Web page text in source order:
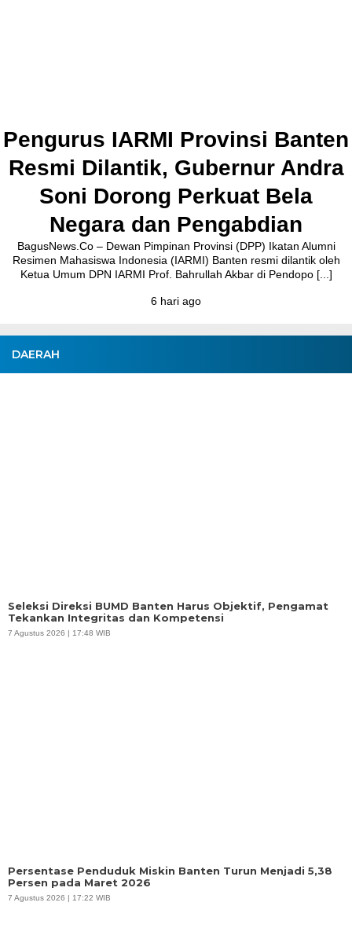
Pengurus IARMI Provinsi Banten
Resmi Dilantik, Gubernur Andra
Soni Dorong Perkuat Bela
Negara dan Pengabdian
BagusNews.Co – Dewan Pimpinan Provinsi (DPP) Ikatan Alumni
Resimen Mahasiswa Indonesia (IARMI) Banten resmi dilantik oleh
Ketua Umum DPN IARMI Prof. Bahrullah Akbar di Pendopo [...]
6 hari ago
DAERAH
Seleksi Direksi BUMD Banten Harus Objektif, Pengamat
Tekankan Integritas dan Kompetensi
7 Agustus 2026 | 17:48 WIB
Persentase Penduduk Miskin Banten Turun Menjadi 5,38
Persen pada Maret 2026
7 Agustus 2026 | 17:22 WIB